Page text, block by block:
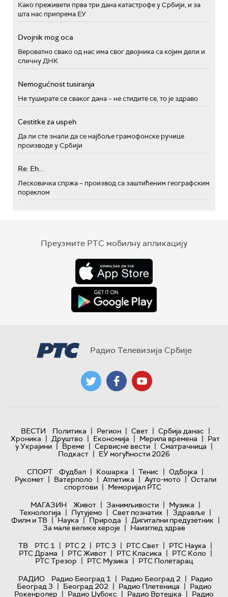
Како преживети прва три дана катастрофе у Србији, и за
шта нас припрема ЕУ
Dvojnik mog oca
Вероватно свако од нас има свог двојника са којим дели и
сличну ДНК
Nemogućnost tusiranja
Не туширате се сваког дана – не стидите се, то је здраво
Cestitke za uspeh
Да ли сте знали да се најбоље грамофонске ручице
производе у Србији
Re: Eh...
Лесковачка спржа – производ са заштићеним географским
пореклом
Преузмите РТС мобилну апликацију
Радио Телевизија Србије
ВЕСТИ Политика | Регион | Свет | Србија данас |
Хроника | Друштво | Економија | Мерила времена | Рат
у Украјини | Време | Сервисне вести | Сматрачница |
Подкаст | ЕУ могућности 2026
СПОРТ
Фудбал | Кошарка | Тенис | Одбојка |
Рукомет | Ватерполо | Атлетика | Ауто-мото | Остали
спортови | Меморијал РТС
МАГАЗИН
Живот | Занимљивости | Музика |
Технологијa | Путујемо | Свет познатих | Здравље |
Филм и ТВ | Наука | Природа | Дигитални предузетник |
За мале велике хероје | Наизглед здрав
ТВ
РТС 1 | РТС 2 | РТС 3 | РТС Свет | РТС Наука |
РТС Драма | РТС Живот | РТС Класика | РТС Коло |
РТС Трезор | РТС Музика | РТС Полетарац
РАДИО
Радио Београд 1 | Радио Београд 2 | Радио
Београд 3 | Београд 202 | Радио Плетеница | Радио
Рокенролер | Радио Џубокс | Радио Вртешка | Радио